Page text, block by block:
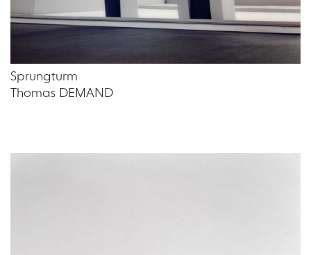
Sprungturm
Thomas DEMAND